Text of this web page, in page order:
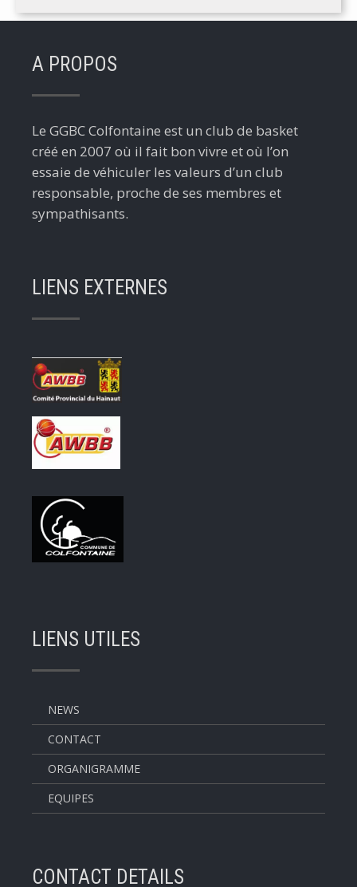
A PROPOS
Le GGBC Colfontaine est un club de basket
créé en 2007 où il fait bon vivre et où l’on
essaie de véhiculer les valeurs d’un club
responsable, proche de ses membres et
sympathisants.
LIENS EXTERNES
LIENS UTILES
NEWS
CONTACT
ORGANIGRAMME
EQUIPES
CONTACT DETAILS